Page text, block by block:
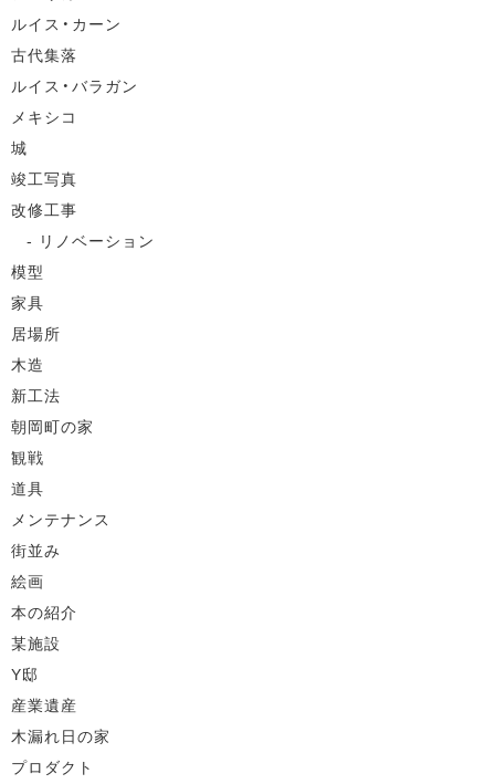
ルイス・カーン
古代集落
ルイス・バラガン
メキシコ
城
竣工写真
改修工事
リノベーション
模型
家具
居場所
木造
新工法
朝岡町の家
観戦
道具
メンテナンス
街並み
絵画
本の紹介
某施設
Y邸
産業遺産
木漏れ日の家
プロダクト